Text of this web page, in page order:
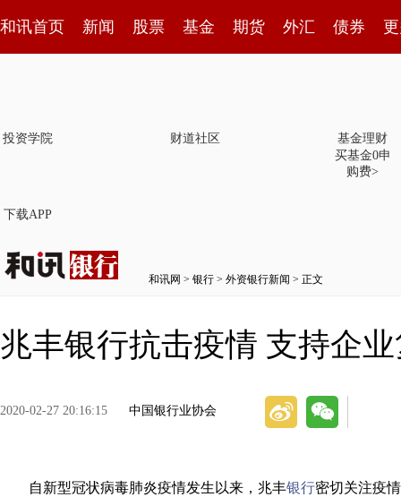
和讯首页 新闻 股票 基金 期货 外汇 债券
投资学院 财道社区
基金理财
买基金0申
购费>
下载APP
和讯网 > 银行 > 外资银行新闻 > 正文
兆丰银行抗击疫情 支持企
2020-02-27 20:16:15 中国银行业协会
自新型冠状病毒肺炎疫情发生以来，兆丰银行密切关注疫